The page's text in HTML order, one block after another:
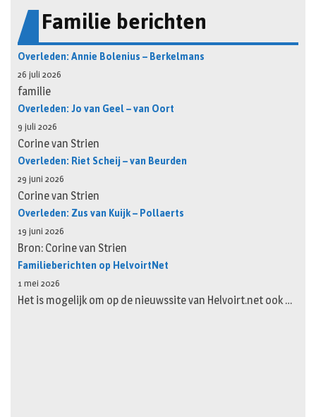
Familie berichten
Overleden: Annie Bolenius – Berkelmans
26 juli 2026
familie
Overleden: Jo van Geel – van Oort
9 juli 2026
Corine van Strien
Overleden: Riet Scheij – van Beurden
29 juni 2026
Corine van Strien
Overleden: Zus van Kuijk – Pollaerts
19 juni 2026
Bron: Corine van Strien
Familieberichten op HelvoirtNet
1 mei 2026
Het is mogelijk om op de nieuwssite van Helvoirt.net ook …